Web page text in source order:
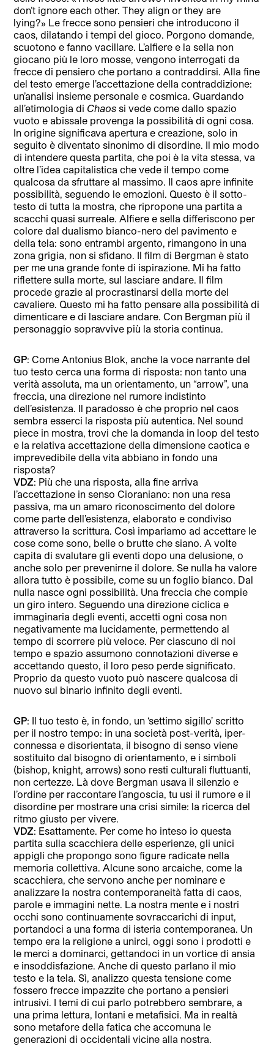
don’t ignore each other. They align or they are
lying?» Le frecce sono pensieri che introducono il
caos, dilatando i tempi del gioco. Porgono domande,
scuotono e fanno vacillare. L’alfiere e la sella non
giocano più le loro mosse, vengono interrogati da
frecce di pensiero che portano a contraddirsi. Alla fine
del testo emerge l’accettazione della contraddizione:
un’analisi insieme personale e cosmica. Guardando
all’etimologia di Chaos si vede come dallo spazio
vuoto e abissale provenga la possibilità di ogni cosa.
In origine significava apertura e creazione, solo in
seguito è diventato sinonimo di disordine. Il mio modo
di intendere questa partita, che poi è la vita stessa, va
oltre l’idea capitalistica che vede il tempo come
qualcosa da sfruttare al massimo. Il caos apre infinite
possibilità, seguendo le emozioni. Questo è il sotto-
testo di tutta la mostra, che ripropone una partita a
scacchi quasi surreale. Alfiere e sella differiscono per
colore dal dualismo bianco-nero del pavimento e
della tela: sono entrambi argento, rimangono in una
zona grigia, non si sfidano. Il film di Bergman è stato
per me una grande fonte di ispirazione. Mi ha fatto
riflettere sulla morte, sul lasciare andare. Il film
procede grazie al procrastinarsi della morte del
cavaliere. Questo mi ha fatto pensare alla possibilità di
dimenticare e di lasciare andare. Con Bergman più il
personaggio sopravvive più la storia continua.
GP: Come Antonius Blok, anche la voce narrante del
tuo testo cerca una forma di risposta: non tanto una
verità assoluta, ma un orientamento, un “arrow”, una
freccia, una direzione nel rumore indistinto
dell’esistenza. Il paradosso è che proprio nel caos
sembra esserci la risposta più autentica. Nel sound
piece in mostra, trovi che la domanda in loop del testo
e la relativa accettazione della dimensione caotica e
imprevedibile della vita abbiano in fondo una
risposta?
VDZ: Più che una risposta, alla fine arriva
l’accettazione in senso Cioraniano: non una resa
passiva, ma un amaro riconoscimento del dolore
come parte dell’esistenza, elaborato e condiviso
attraverso la scrittura. Così impariamo ad accettare le
cose come sono, belle o brutte che siano. A volte
capita di svalutare gli eventi dopo una delusione, o
anche solo per prevenirne il dolore. Se nulla ha valore
allora tutto è possibile, come su un foglio bianco. Dal
nulla nasce ogni possibilità. Una freccia che compie
un giro intero. Seguendo una direzione ciclica e
immaginaria degli eventi, accetti ogni cosa non
negativamente ma lucidamente, permettendo al
tempo di scorrere più veloce. Per ciascuno di noi
tempo e spazio assumono connotazioni diverse e
accettando questo, il loro peso perde significato.
Proprio da questo vuoto può nascere qualcosa di
nuovo sul binario infinito degli eventi.
GP: Il tuo testo è, in fondo, un ‘settimo sigillo’ scritto
per il nostro tempo: in una società post-verità, iper-
connessa e disorientata, il bisogno di senso viene
sostituito dal bisogno di orientamento, e i simboli
(bishop, knight, arrows) sono resti culturali fluttuanti,
non certezze. Là dove Bergman usava il silenzio e
l’ordine per raccontare l’angoscia, tu usi il rumore e il
disordine per mostrare una crisi simile: la ricerca del
ritmo giusto per vivere.
VDZ: Esattamente. Per come ho inteso io questa
partita sulla scacchiera delle esperienze, gli unici
appigli che propongo sono figure radicate nella
memoria collettiva. Alcune sono arcaiche, come la
scacchiera, che servono anche per nominare e
analizzare la nostra contemporaneità fatta di caos,
parole e immagini nette. La nostra mente e i nostri
occhi sono continuamente sovraccarichi di input,
portandoci a una forma di isteria contemporanea. Un
tempo era la religione a unirci, oggi sono i prodotti e
le merci a dominarci, gettandoci in un vortice di ansia
e insoddisfazione. Anche di questo parlano il mio
testo e la tela. Sì, analizzo questa tensione come
fossero frecce impazzite che portano a pensieri
intrusivi. I temi di cui parlo potrebbero sembrare, a
una prima lettura, lontani e metafisici. Ma in realtà
sono metafore della fatica che accomuna le
generazioni di occidentali vicine alla nostra.